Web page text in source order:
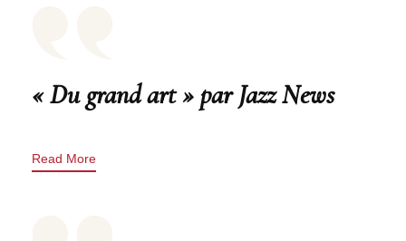
« Du grand art » par Jazz News
Read More